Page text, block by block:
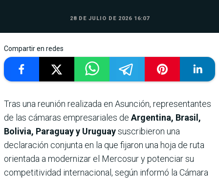
28 DE JULIO DE 2026 16:07
Compartir en redes
Tras una reunión realizada en Asunción, representantes
de las cámaras empresariales de Argentina, Brasil,
Bolivia, Paraguay y Uruguaysuscribieron una
declaración conjunta en la que fijaron una hoja de ruta
orientada a modernizar el Mercosur y potenciar su
competitividad internacional, según informó la Cámara